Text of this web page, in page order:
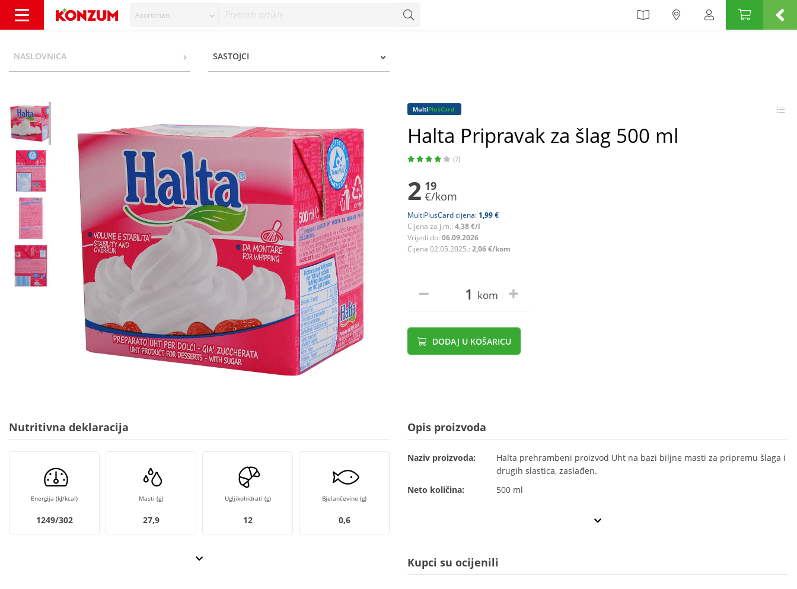
Asortiman
NASLOVNICA SASTOJCI
MultiPlusCard
Halta Pripravak za šlag 500 ml
(7)
2 19
€/kom
MultiPlusCard cijena: 1,99 €
Cijena za j.m.: 4,38 €/l
Vrijedi do: 06.09.2026
Cijena 02.05.2025.: 2,06 €/kom
kom
DODAJ U KOŠARICU
Nutritivna deklaracija
Energija (kJ/kcal)
1249/302
Masti (g)
27,9
Ugljikohidrati (g)
12
Bjelančevine (g)
0,6
Opis proizvoda
Naziv proizvoda:
Halta prehrambeni proizvod Uht na bazi biljne masti za pripremu šlaga i
drugih slastica, zaslađen.
Neto količina:
500 ml
Kupci su ocijenili